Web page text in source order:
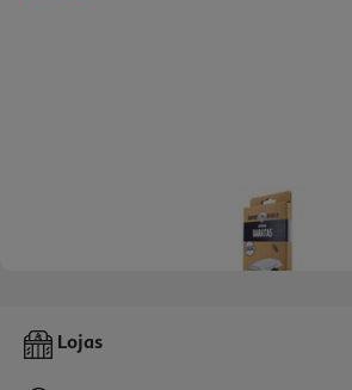
Armadilha Super Ninja Baratas Reciclável 2un
Lojas